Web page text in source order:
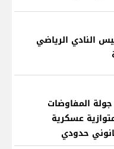
النادي الرياضي
المفاوضات
متوازية عسكرية
حدودي